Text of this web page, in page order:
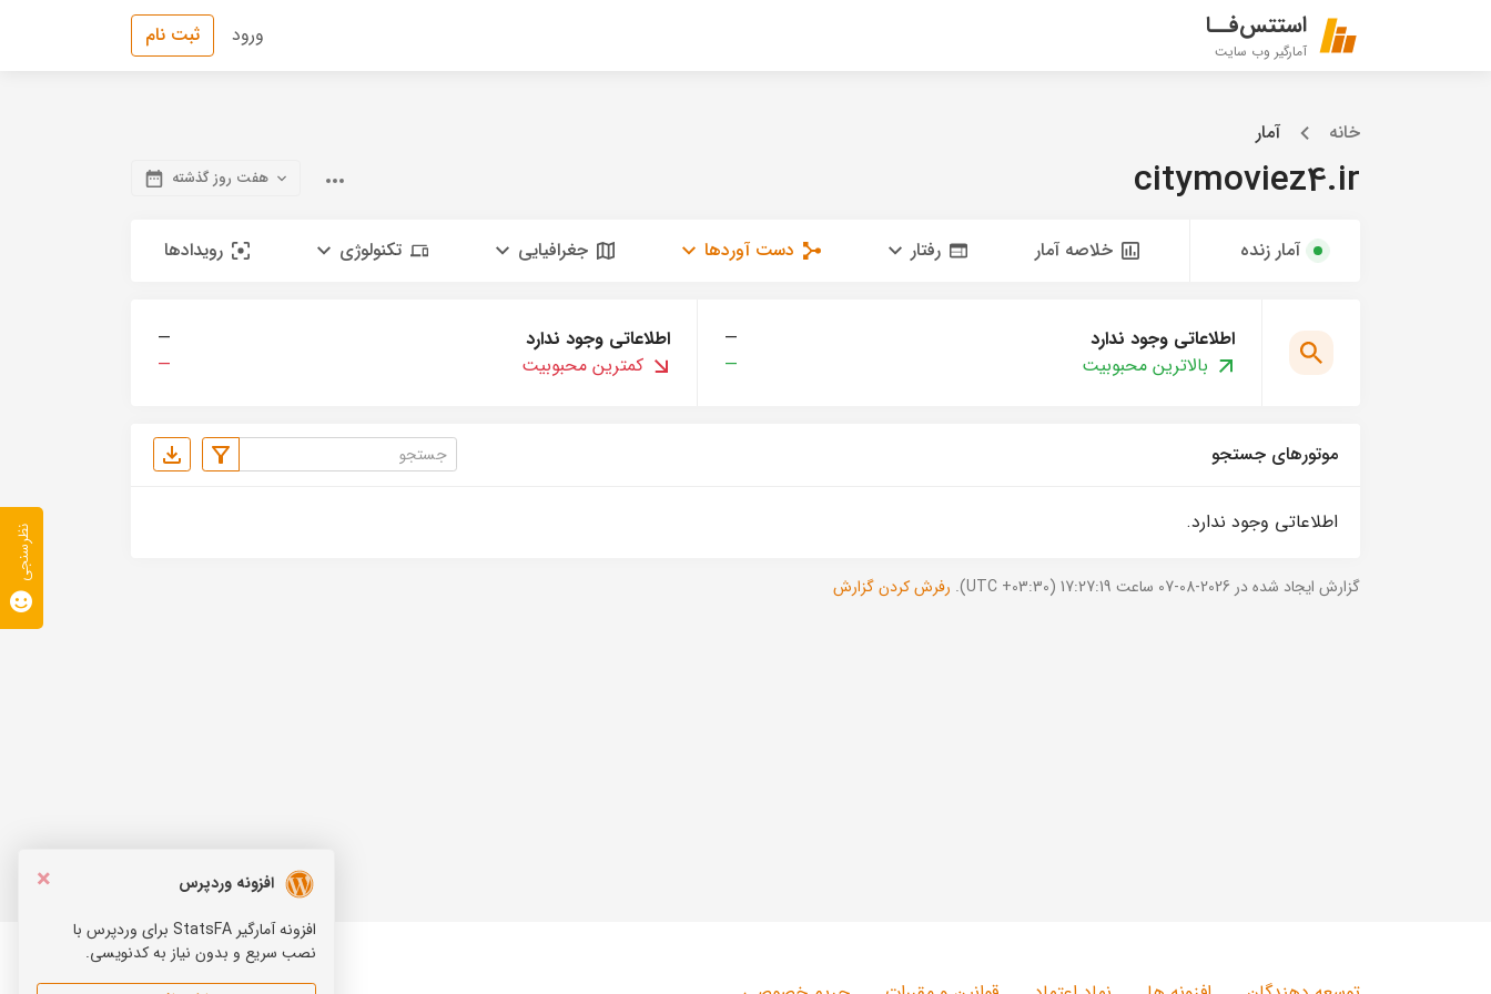
استتس‌فــا
آمارگیر وب سایت
ورود ثبت نام
خانه آمار
citymoviez4.ir هفت روز گذشته
آمار زنده خلاصه آمار رفتار دست آوردها جغرافیایی تکنولوژی رویدادها
اطلاعاتی وجود ندارد
—
بالاترین محبوبیت
—
اطلاعاتی وجود ندارد
—
کمترین محبوبیت
—
موتورهای جستجو
اطلاعاتی وجود ندارد.
گزارش ایجاد شده در 2026-08-07 ساعت 17:27:19 (UTC +03:30). رفرش کردن گزارش
×
افزونه وردپرس
افزونه آمارگیر StatsFA برای وردپرس با
نصب سریع و بدون نیاز به کدنویسی.
نظرسنجی